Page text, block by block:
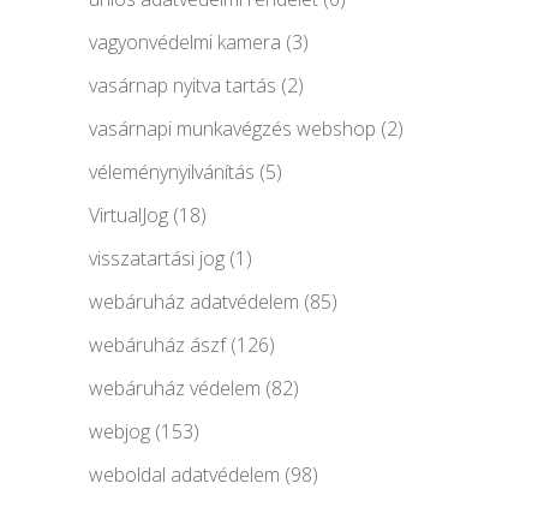
vagyonvédelmi kamera (3)
vasárnap nyitva tartás (2)
vasárnapi munkavégzés webshop (2)
véleménynyilvánítás (5)
VirtualJog (18)
visszatartási jog (1)
webáruház adatvédelem (85)
webáruház ászf(126)
webáruház védelem (82)
webjog (153)
weboldal adatvédelem (98)